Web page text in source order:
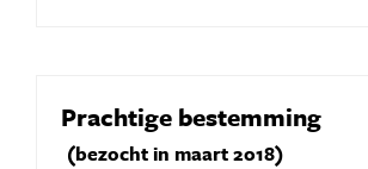
Prachtige bestemming
(bezocht in maart 2018)